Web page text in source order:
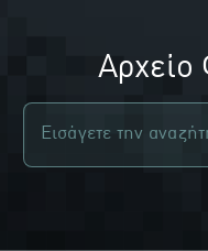
Αρχείο